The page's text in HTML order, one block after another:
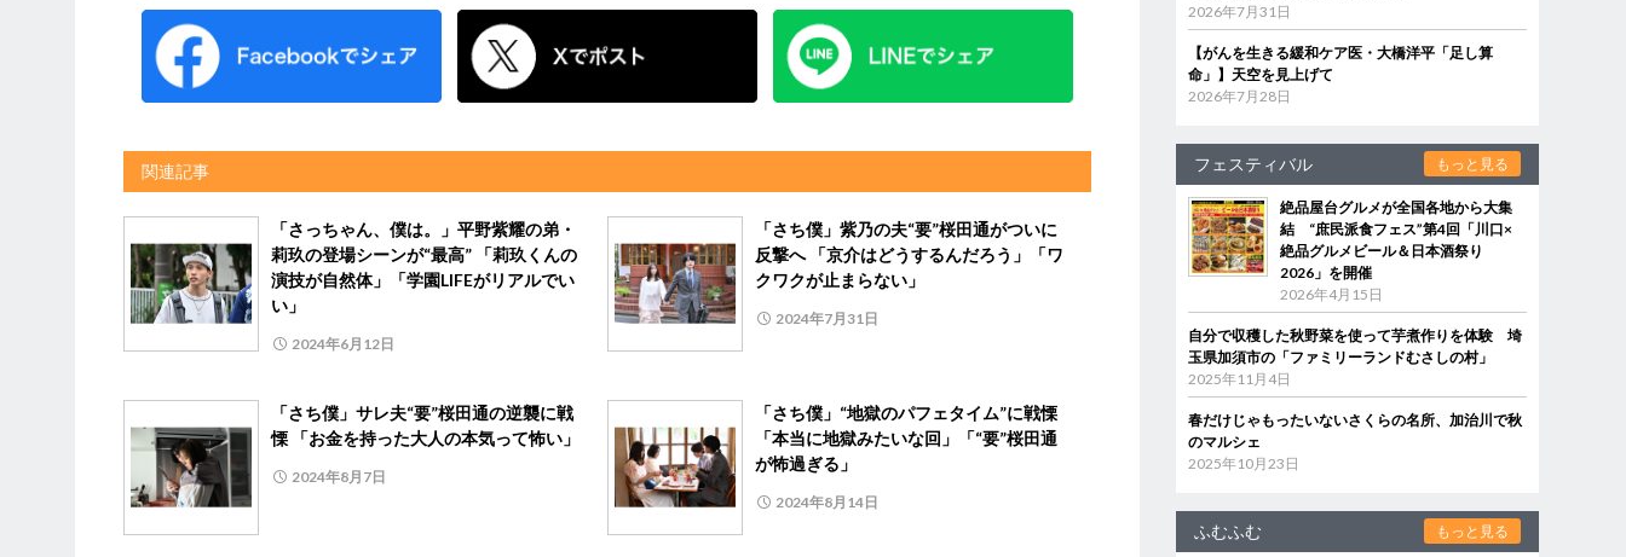
関連記事
「さっちゃん、僕は。」平野紫耀の弟・
莉玖の登場シーンが“最高” 「莉玖くんの
演技が自然体」「学園LIFEがリアルでい
い」
2024年6月12日
「さち僕」紫乃の夫“要”桜田通がついに
反撃へ 「京介はどうするんだろう」「ワ
クワクが止まらない」
2024年7月31日
「さち僕」サレ夫“要”桜田通の逆襲に戦
慄 「お金を持った大人の本気って怖い」
2024年8月7日
「さち僕」“地獄のパフェタイム”に戦慄
「本当に地獄みたいな回」「“要”桜田通
が怖過ぎる」
2024年8月14日
2026年7月31日
【がんを生きる緩和ケア医・大橋洋平「足し算
命」】天空を見上げて
2026年7月28日
フェスティバル もっと見る
絶品屋台グルメが全国各地から大集
結 “庶民派食フェス”第4回「川口×
絶品グルメビール＆日本酒祭り
2026」を開催
2026年4月15日
自分で収穫した秋野菜を使って芋煮作りを体験 埼
玉県加須市の「ファミリーランドむさしの村」
2025年11月4日
春だけじゃもったいないさくらの名所、加治川で秋
のマルシェ
2025年10月23日
ふむふむ もっと見る